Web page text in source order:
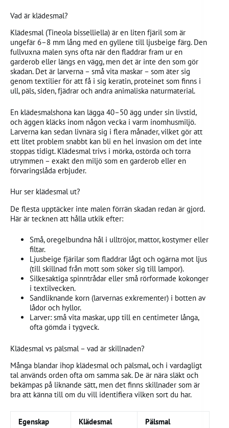
Vad är klädesmal?
Klädesmal (Tineola bisselliella) är en liten fjäril som är
ungefär 6–8 mm lång med en gyllene till ljusbeige färg. Den
fullvuxna malen syns ofta när den fladdrar fram ur en
garderob eller längs en vägg, men det är inte den som gör
skadan. Det är larverna – små vita maskar – som äter sig
genom textilier för att få i sig keratin, proteinet som finns i
ull, päls, siden, fjädrar och andra animaliska naturmaterial.
En klädesmalshona kan lägga 40–50 ägg under sin livstid,
och äggen kläcks inom någon vecka i varm inomhusmiljö.
Larverna kan sedan livnära sig i flera månader, vilket gör att
ett litet problem snabbt kan bli en hel invasion om det inte
stoppas tidigt. Klädesmal trivs i mörka, ostörda och torra
utrymmen – exakt den miljö som en garderob eller en
förvaringslåda erbjuder.
Hur ser klädesmal ut?
De flesta upptäcker inte malen förrän skadan redan är gjord.
Här är tecknen att hålla utkik efter:
Små, oregelbundna hål i ulltröjor, mattor, kostymer eller
filtar.
Ljusbeige fjärilar som fladdrar lågt och ogärna mot ljus
(till skillnad från mott som söker sig till lampor).
Silkesaktiga spinntrådar eller små rörformade kokonger
i textilvecken.
Sandliknande korn (larvernas exkrementer) i botten av
lådor och hyllor.
Larver: små vita maskar, upp till en centimeter långa,
ofta gömda i tygveck.
Klädesmal vs pälsmal – vad är skillnaden?
Många blandar ihop klädesmal och pälsmal, och i vardagligt
tal används orden ofta om samma sak. De är nära släkt och
bekämpas på liknande sätt, men det finns skillnader som är
bra att känna till om du vill identifiera vilken sort du har.
Egenskap Klädesmal Pälsmal